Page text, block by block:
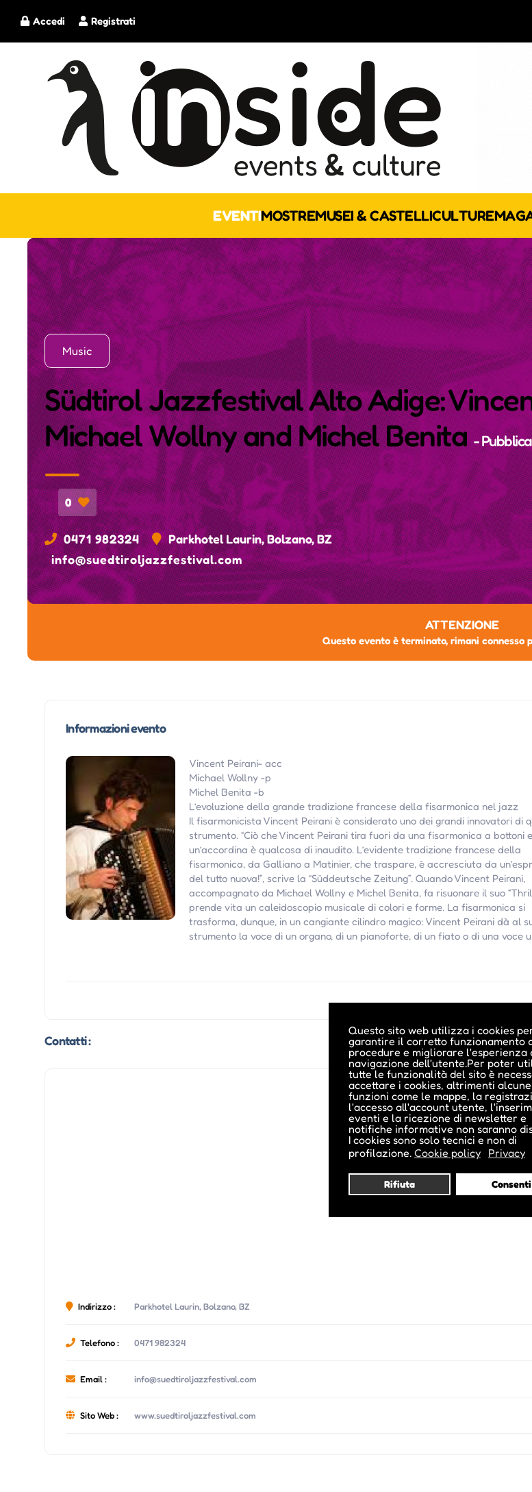
Questo sito web utilizza i cookies
garantire il corretto funzionamento
procedure e migliorare l'esperienza
navigazione dell'utente.Per poter
tutte le funzionalità del sito è
accettare i cookies, altrimenti alcune
funzioni come le mappe, la
l'accesso all'account utente,
eventi e la ricezione di newsletter e
notifiche informative non saranno
I cookies sono solo tecnici e non di
profilazione. Cookie policy Privacy
Rifiuta Consenti
Registrati
Accedi
EVENTIMOSTREMUSEI & CASTELLICULTURE
Music
Südtirol Jazzfestival Alto Adige:
Michael Wollny and Michel Benita-
0
0471 982324
Parkhotel Laurin, Bolzano, BZ
info@suedtiroljazzfestival.com
ATTENZIONE
Questo evento è terminato, rimani connesso
Informazioni evento
Vincent Peirani- acc
Michael Wollny -p
Michel Benita -b
L’evoluzione della grande tradizione francese della fisarmonica nel jazz
Il fisarmonicista Vincent Peirani è considerato uno dei grandi innovatori di
strumento. “Ciò che Vincent Peirani tira fuori da una fisarmonica a bottoni
un’accordina è qualcosa di inaudito. L’evidente tradizione francese della
fisarmonica, da Galliano a Matinier, che traspare, è accresciuta da
del tutto nuova!”, scrive la “Süddeutsche Zeitung”. Quando Vincent Peirani,
accompagnato da Michael Wollny e Michel Benita, fa risuonare il suo
prende vita un caleidoscopio musicale di colori e forme. La fisarmonica si
trasforma, dunque, in un cangiante cilindro magico: Vincent Peirani dà al
strumento la voce di un organo, di un pianoforte, di un fiato o di una voce
Contatti :
Indirizzo : Parkhotel Laurin, Bolzano, BZ
Telefono : 0471 982324
Email : info@suedtiroljazzfestival.com
Sito Web : www.suedtiroljazzfestival.com